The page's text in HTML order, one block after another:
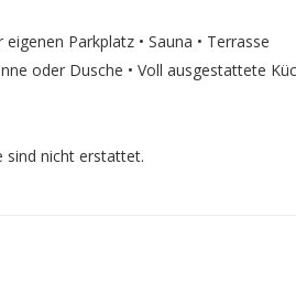
Parkplatz • Sauna • Terrasse
oder Dusche • Voll ausgestattete
sind nicht erstattet.